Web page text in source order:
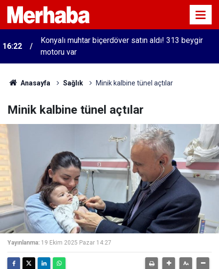
16:22
Konyalı muhtar biçerdöver satın aldı! 313 beygir
motoru var
Anasayfa Sağlık Minik kalbine tünel açtılar
Minik kalbine tünel açtılar
Yayınlanma: 19 Ekim 2025 Pazar 14:27